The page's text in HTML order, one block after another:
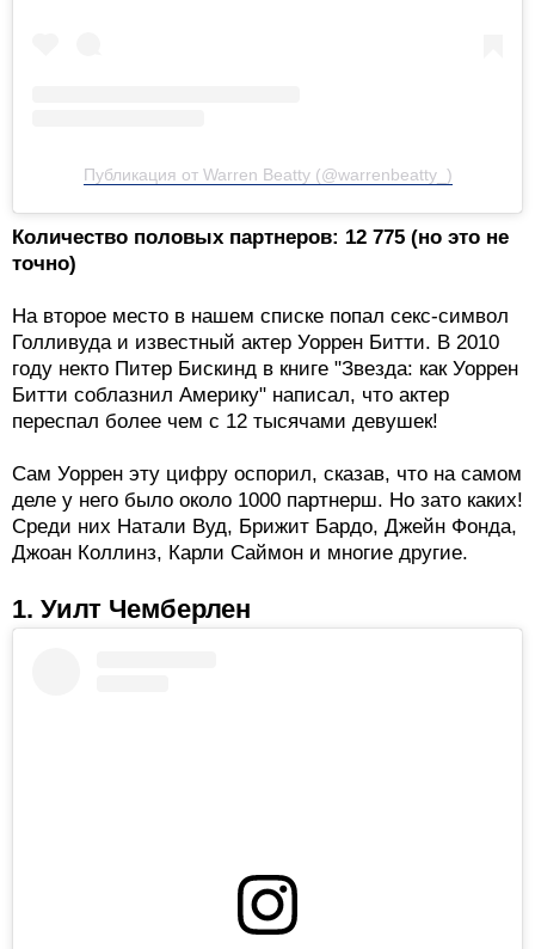
Публикация от Warren Beatty (@warrenbeatty_)
Количество половых партнеров: 12 775 (но это не
точно)
На второе место в нашем списке попал секс-символ
Голливуда и известный актер Уоррен Битти. В 2010
году некто Питер Бискинд в книге "Звезда: как Уоррен
Битти соблазнил Америку" написал, что актер
переспал более чем с 12 тысячами девушек!
Сам Уоррен эту цифру оспорил, сказав, что на самом
деле у него было около 1000 партнерш. Но зато каких!
Среди них Натали Вуд, Брижит Бардо, Джейн Фонда,
Джоан Коллинз, Карли Саймон и многие другие.
1. Уилт Чемберлен